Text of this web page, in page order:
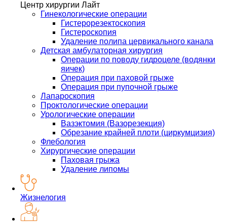
Центр хирургии Лайт
Гинекологические операции
Гистерорезектоскопия
Гистероскопия
Удаление полипа цервикального канала
Детская амбулаторная хирургия
Операции по поводу гидроцеле (водянки
яичек)
Операция при паховой грыже
Операция при пупочной грыже
Лапароскопия
Проктологические операции
Урологические операции
Вазэктомия (Вазорезекция)
Обрезание крайней плоти (циркумцизия)
Флебология
Хирургические операции
Паховая грыжа
Удаление липомы
Жизнелогия